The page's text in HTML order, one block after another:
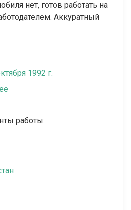
нет, готов работать на
Аккуратный
1992 г.
работы: